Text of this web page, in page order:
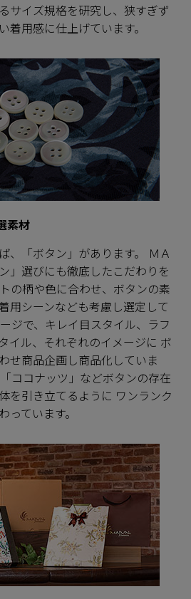
サイズ規格を研究し、狭すぎず
着用感に仕上げています。
素材
、「ボタン」があります。 ＭＡ
」選びにも徹底したこだわりを
の柄や色に合わせ、ボタンの素
用シーンなども考慮し選定して
ジで、キレイ目スタイル、ラフ
イル、それぞれのイメージに ボ
せ商品企画し商品化していま
ココナッツ」などボタンの存在
を引き立てるように ワンランク
っています。